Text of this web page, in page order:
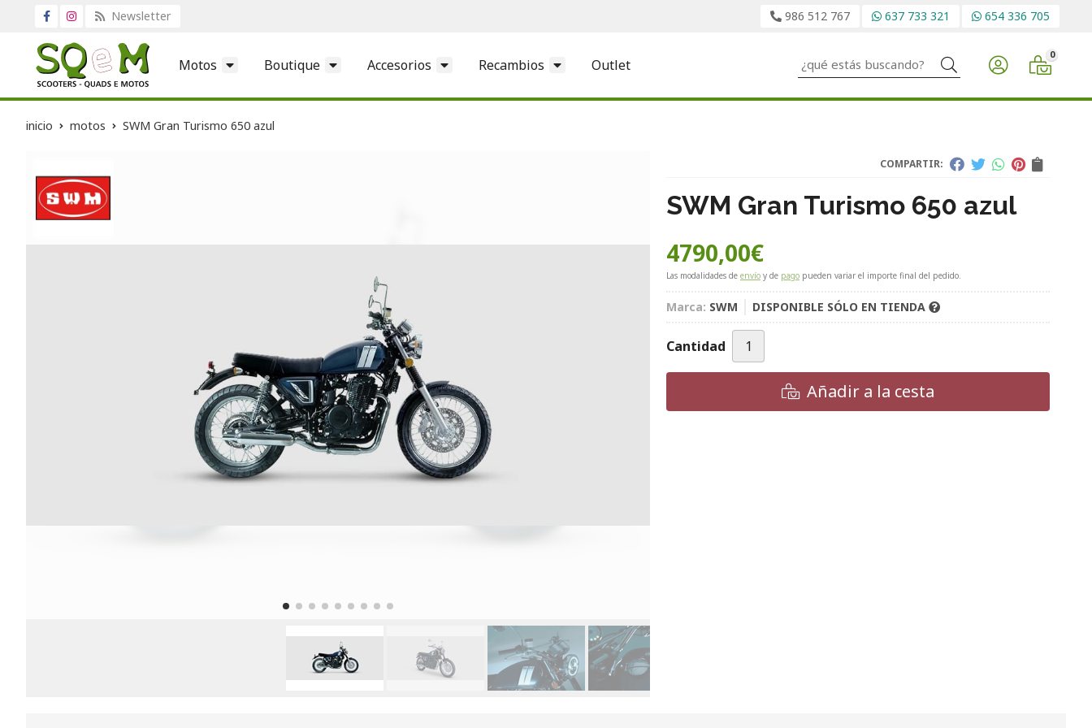
Newsletter 986 512 767 637 733 321 654 336 705
Motos Boutique Accesorios Recambios Outlet Buscar 0
inicio motos SWM Gran Turismo 650 azul
COMPARTIR:
SWM Gran Turismo 650 azul
4790,00€
Las modalidades de envío y de pago pueden variar el importe final del pedido.
Marca: SWM DISPONIBLE SÓLO EN TIENDA
Cantidad
Añadir a la cesta